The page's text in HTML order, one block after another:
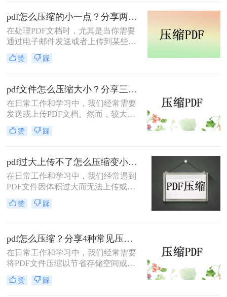
传到某些平台。因此，掌握pdf太大如
何压缩变小是十分必要的。本文将介
绍两种实用的方法来解决这个问题，
帮助您轻松完成 PDF 文件的压缩。
pdf怎么压缩的小一点？分享两种实用压缩方法！
在处理PDF文档时，尤其是当你需要
通过电子邮件发送或者上传到某些对
文件大小有限制的平台时，压缩PDF
文件变得尤为重要。那么pdf怎么压缩
PDF压缩方法。
赞 踩
pdf文件怎么压缩大小？分享三种实用压缩方法！
在日常工作和学习中，我们经常需要
发送或上传PDF文档。然而，较大的
文件可能会导致传输缓慢或者无法满
足上传限制。那么pdf文件怎么压缩大
缩方法，帮助你轻松减小文件大小。
赞 踩
pdf过大上传不了怎么压缩变小？快来试试这3种压缩方法！
在日常工作和学习中，我们经常遇到
PDF文件因体积过大而无法上传或分
享的情况。那么pdf过大上传不了怎么
压缩变小呢？为了帮助您轻松应对这
赞 踩
pdf怎么压缩？分享4种常见压缩方法！
在日常工作和学习中，我们经常需要
将PDF文件压缩以节省存储空间或加
快传输速度。那么pdf怎么压缩呢？本
文将介绍几种常见的PDF压缩方法。
赞 踩